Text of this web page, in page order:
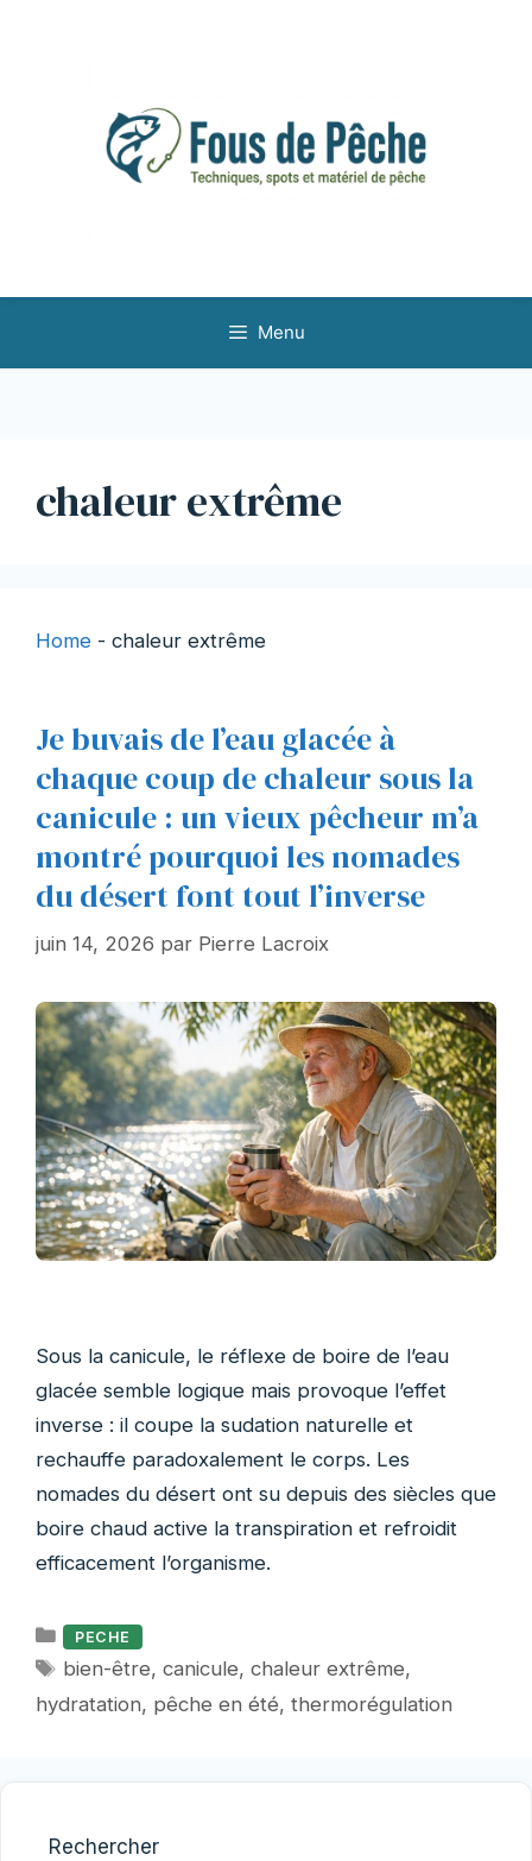
Menu
chaleur extrême
Home - chaleur extrême
Je buvais de l’eau glacée à
chaque coup de chaleur sous la
canicule : un vieux pêcheur m’a
montré pourquoi les nomades
du désert font tout l’inverse
juin 14, 2026 par Pierre Lacroix
Sous la canicule, le réflexe de boire de l’eau
glacée semble logique mais provoque l’effet
inverse : il coupe la sudation naturelle et
rechauffe paradoxalement le corps. Les
nomades du désert ont su depuis des siècles que
boire chaud active la transpiration et refroidit
efficacement l’organisme.
Catégories
PECHE
Étiquettes
bien-être,canicule,chaleur extrême,
hydratation, pêche en été, thermorégulation
Rechercher